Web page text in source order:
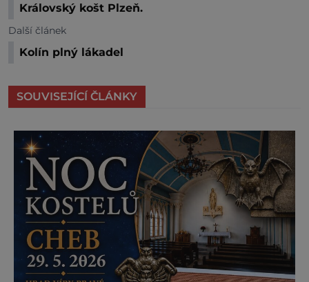
Královský košt Plzeň.
Další článek
Kolín plný lákadel
SOUVISEJÍCÍ ČLÁNKY